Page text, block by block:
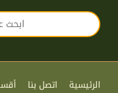
الرئيسية اتصل بنا